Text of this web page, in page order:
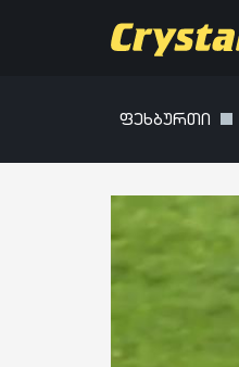
ფეხბურთი